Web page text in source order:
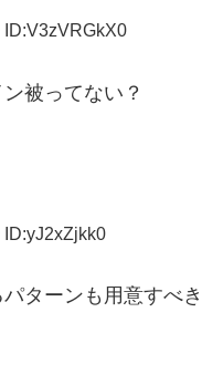
ID:V3zVRGkX0
被ってない？
ID:yJ2xZjkk0
ターンも用意すべき